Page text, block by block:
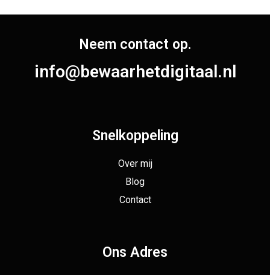
Neem contact op.
info@bewaarhetdigitaal.nl
Snelkoppeling
Over mij
Blog
Contact
Ons Adres